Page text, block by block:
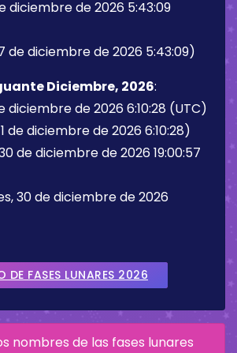
diciembre de 2026 5:43:09
de diciembre de 2026 5:43:09)
Diciembre, 2026:
diciembre de 2026 6:10:28 (UTC)
de diciembre de 2026 6:10:28)
de diciembre de 2026 19:00:57
30 de diciembre de 2026
DE FASES LUNARES 2026
nombres de las fases lunares